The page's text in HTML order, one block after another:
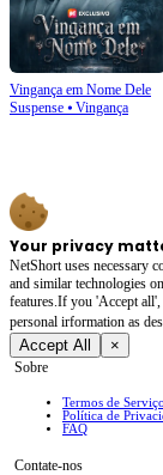
Vingança em Nome Dele
Suspense ⦁ Vingança
Your privacy
NetShort uses necessary
and similar technologies
features.If you 'Accept
personal irformation as
Accept All ×
Sobre
Termos de Serviço
Política de
FAQ
Contate-nos